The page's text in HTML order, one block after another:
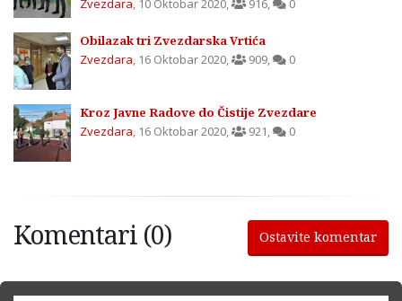
Zvezdara, 10 Oktobar 2020, 916, 0
Obilazak tri Zvezdarska Vrtića
Zvezdara, 16 Oktobar 2020, 909, 0
Kroz Javne Radove do Čistije Zvezdare
Zvezdara, 16 Oktobar 2020, 921, 0
Komentari (0) Ostavite komentar